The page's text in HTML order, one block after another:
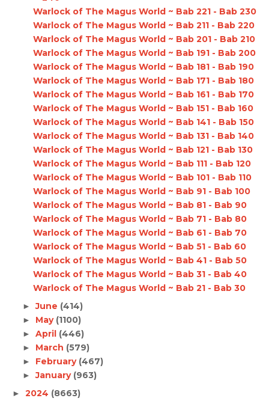
Warlock of The Magus World ~ Bab 221 - Bab 230
Warlock of The Magus World ~ Bab 211 - Bab 220
Warlock of The Magus World ~ Bab 201 - Bab 210
Warlock of The Magus World ~ Bab 191 - Bab 200
Warlock of The Magus World ~ Bab 181 - Bab 190
Warlock of The Magus World ~ Bab 171 - Bab 180
Warlock of The Magus World ~ Bab 161 - Bab 170
Warlock of The Magus World ~ Bab 151 - Bab 160
Warlock of The Magus World ~ Bab 141 - Bab 150
Warlock of The Magus World ~ Bab 131 - Bab 140
Warlock of The Magus World ~ Bab 121 - Bab 130
Warlock of The Magus World ~ Bab 111 - Bab 120
Warlock of The Magus World ~ Bab 101 - Bab 110
Warlock of The Magus World ~ Bab 91 - Bab 100
Warlock of The Magus World ~ Bab 81 - Bab 90
Warlock of The Magus World ~ Bab 71 - Bab 80
Warlock of The Magus World ~ Bab 61 - Bab 70
Warlock of The Magus World ~ Bab 51 - Bab 60
Warlock of The Magus World ~ Bab 41 - Bab 50
Warlock of The Magus World ~ Bab 31 - Bab 40
Warlock of The Magus World ~ Bab 21 - Bab 30
►June (414)
► May (1100)
► April (446)
► March (579)
► February (467)
►January (963)
► 2024 (8663)